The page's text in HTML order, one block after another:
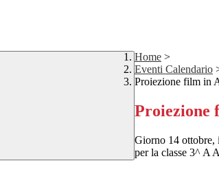
Home >
Eventi Calendario
Proiezione film in
Proiezione
Giorno 14 ottobre,
per la classe 3^ A